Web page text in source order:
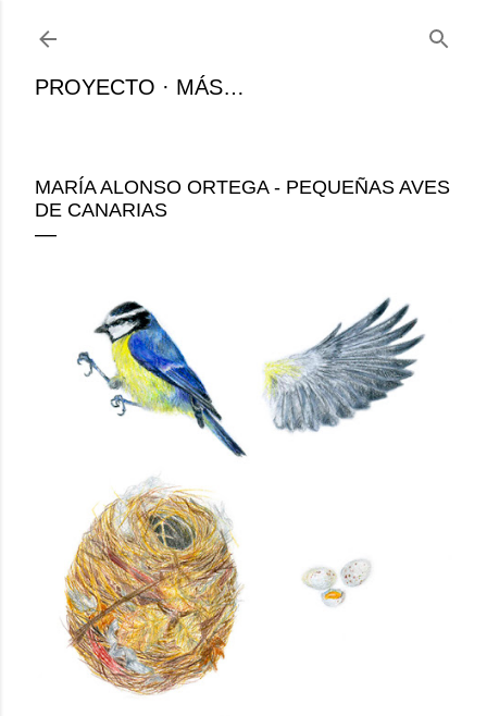
Ir al contenido principal
PROYECTO MÁS…
MARÍA ALONSO ORTEGA - PEQUEÑAS AVES
DE CANARIAS